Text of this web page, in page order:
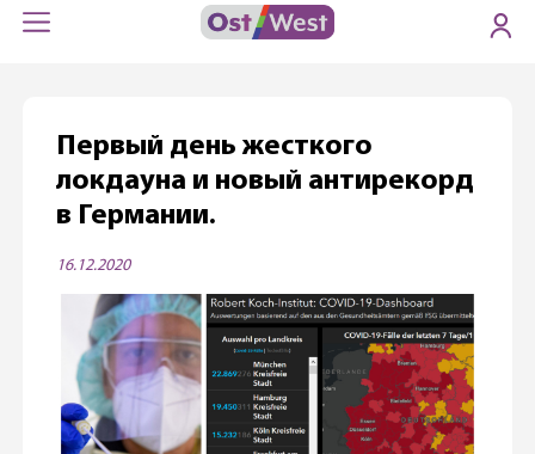
Первый день жесткого
локдауна и новый антирекорд
в Германии.
16.12.2020